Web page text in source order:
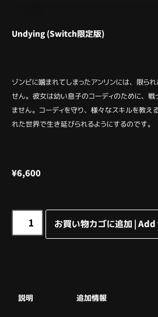
Undying (Switch限定版)
ゾンビに噛まれてしまったアンリンには、限ら
せん。彼女は幼い息子のコーディのために、
ません。コーディを守り、様々なスキルを教え
れた世界で生き延びられるようにするのです。
¥6,600
お買い物カゴに追加 |
説明 追加情報